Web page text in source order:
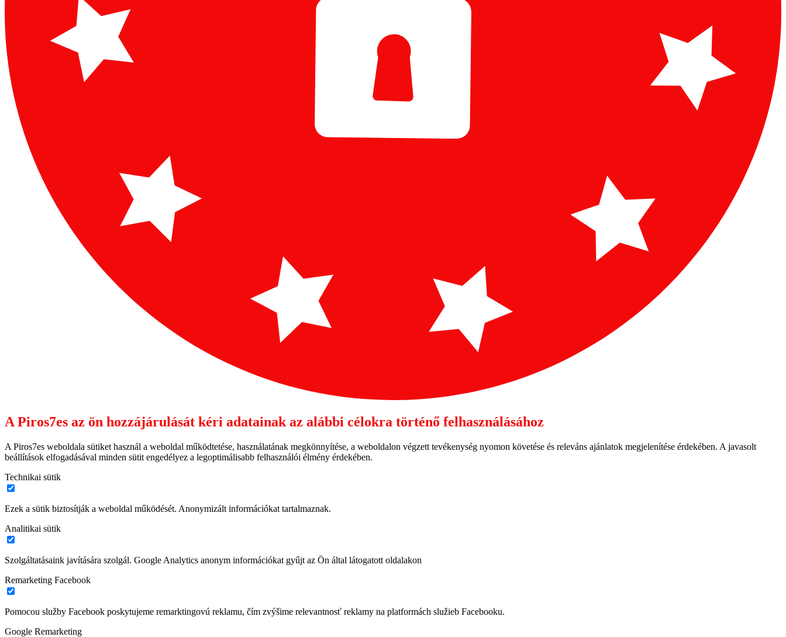
A Piros7es az ön hozzájárulását kéri adatainak az alábbi célokra történő felhasználásához
A Piros7es weboldala sütiket használ a weboldal működtetése, használatának megkönnyítése, a weboldalon végzett tevékenység nyomon követése és releváns ajánlatok megjelenítése érdekében. A javasolt
beállítások elfogadásával minden sütit engedélyez a legoptimálisabb felhasználói élmény érdekében.
Technikai sütik
Ezek a sütik biztosítják a weboldal működését. Anonymizált információkat tartalmaznak.
Analitikai sütik
Szolgáltatásaink javítására szolgál. Google Analytics anonym információkat gyűjt az Ön által látogatott oldalakon
Remarketing Facebook
Pomocou služby Facebook poskytujeme remarktingovú reklamu, čím zvýšime relevantnosť reklamy na platformách služieb Facebooku.
Google Remarketing